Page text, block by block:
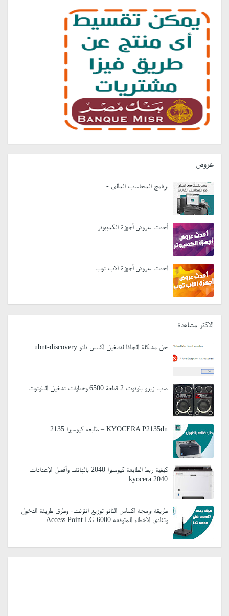
عروض
برنامج المحاسب المالى -
أحدث عروض أجهزة الكمبيوتر
احدث عروض أجهزة الاب توب
الاكثر مشاهدة
حل مشكلة الجافا لتشغيل اكسس نانو ubnt-discovery
صب زيرو بلوتوث 2 قطعة 6500 وخطوات تشغيل البلوتوث
KYOCERA P2135dn – طابعه كيوسيرا 2135
كيفية ربط الطابعة كيوسيرا 2040 بالهاتف وأفضل الإعدادات
kyocera 2040
طريقة برمجة اكساس النانو توزيع انترنت- وطرق طريقة الدخول
وتفادى الاخطاء المتوقعه Access Point LG 6000